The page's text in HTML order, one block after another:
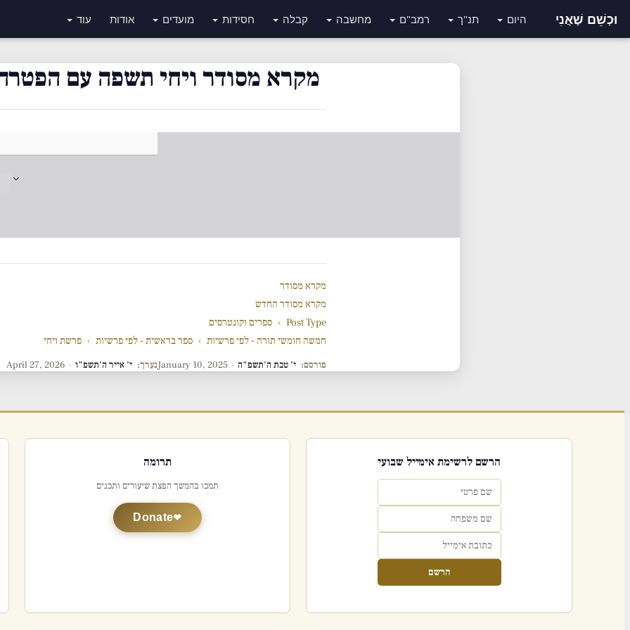
וּכְשֵׁם שֶׁאֲנִי היום תנ"ך רמב"ם מחשבה קבלה חסידות מועדים אודות עוד
מקרא מסודר ויחי תשפה עם
מקרא מסודר
מקרא מסודר החדש
Post Type
› ספרים וקונטרסים
חמשה חומשי תורה - לפי פרשיות › ספר בראשית - לפי פרשיות › פרשת ויחי
פורסם: י' טבת ה'תשפ"ה ·
January 10, 2025נערך: י' אייר ה'תשפ"ו ·
April 27, 2026
הרשם לרשימת אימייל שבועי
הרשם
תרומה
תמכו בהמשך הפצת שיעורים ותכנים
Donate